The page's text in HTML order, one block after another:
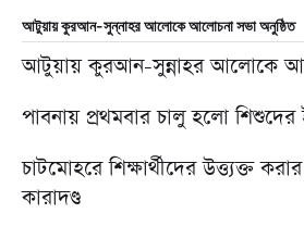
আটুয়ায় কুরআন-সুন্নাহর আলোকে আলোচনা সভা অনুষ্ঠিত
আটুয়ায় কুরআন-সুন্নাহর আলোকে
পাবনায় প্রথমবার চালু হলো শিশুদের
চাটমোহরে শিক্ষার্থীদের উত্ত্যক্ত
কারাদণ্ড